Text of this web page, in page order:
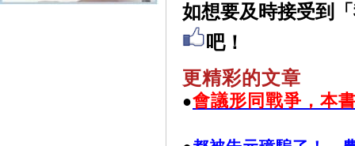
如想要及時接受到
吧！
更精彩的文章
●會議形同戰爭，本